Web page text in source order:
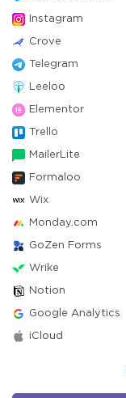
Instagram
Crove
Telegram
Leeloo
Elementor
Trello
MailerLite
Formaloo
Wix
Monday.com
GoZen Forms
Wrike
Notion
Google Analytics
iCloud